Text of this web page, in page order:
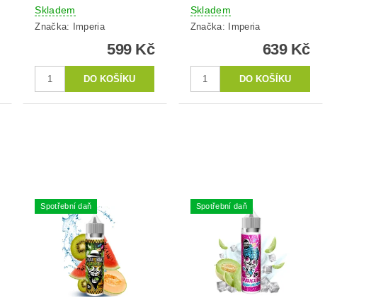
Skladem
Značka: Imperia
599 Kč
Skladem
Značka: Imperia
639 Kč
Spotřební daň Spotřební daň